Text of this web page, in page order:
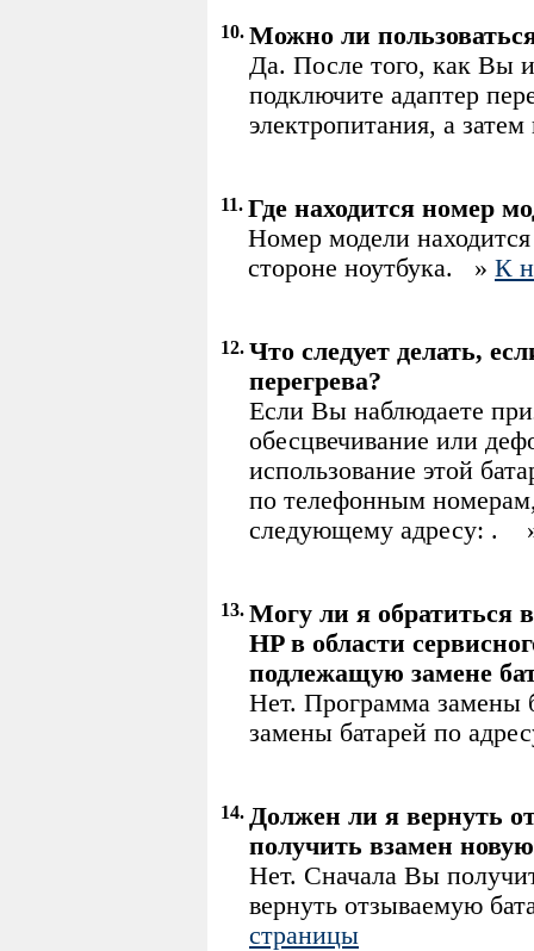
10. Можно ли
Да. После того, как Вы
подключите адаптер
электропитания, а
11. Где находится номер
Номер модели
стороне ноутбука.
» К
12. Что следует делать,
перегрева?
Если Вы наблюдаете
обесцвечивание или
использование этой
по телефонным
следующему адресу: .
13. Могу ли я
HP в области
подлежащую замене
Нет. Программа замены
замены батарей по
14. Должен ли я вернуть
получить взамен
Нет. Сначала Вы
вернуть отзываемую
страницы